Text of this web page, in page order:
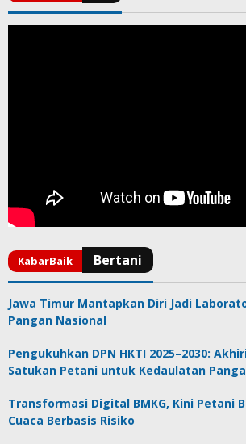
Jawa Timur Mantapkan Diri Jadi
Pangan Nasional
Pengukuhkan DPN HKTI 2025–2030:
Satukan Petani untuk Kedaulatan
Transformasi Digital BMKG, Kini Petani
Cuaca Berbasis Risiko